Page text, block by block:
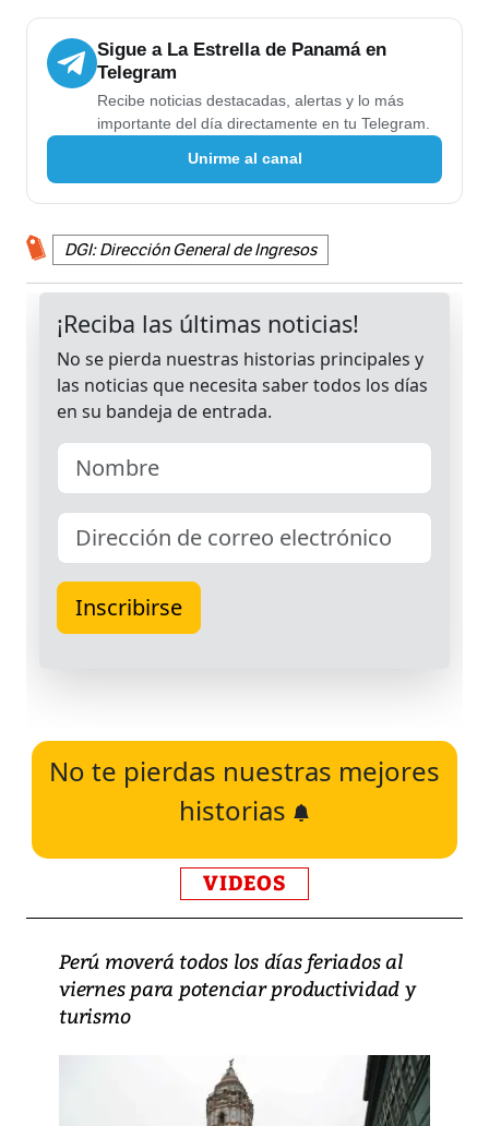
Sigue a La Estrella de Panamá en
Telegram
Recibe noticias destacadas, alertas y lo más
importante del día directamente en tu Telegram.
Unirme al canal
DGI: Dirección General de Ingresos
No te pierdas nuestras mejores
historias
VIDEOS
Perú moverá todos los días feriados al
viernes para potenciar productividad y
turismo